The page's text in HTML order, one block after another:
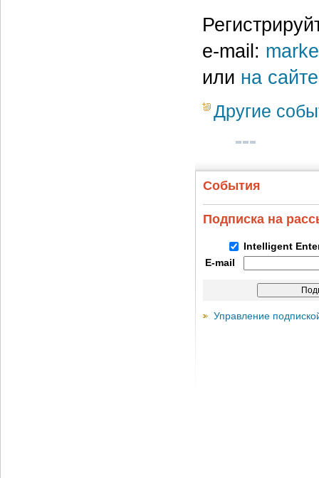
e-mail:
или на сайте
Другие
События
Подписка на
Intelligent
E-mail
Управление